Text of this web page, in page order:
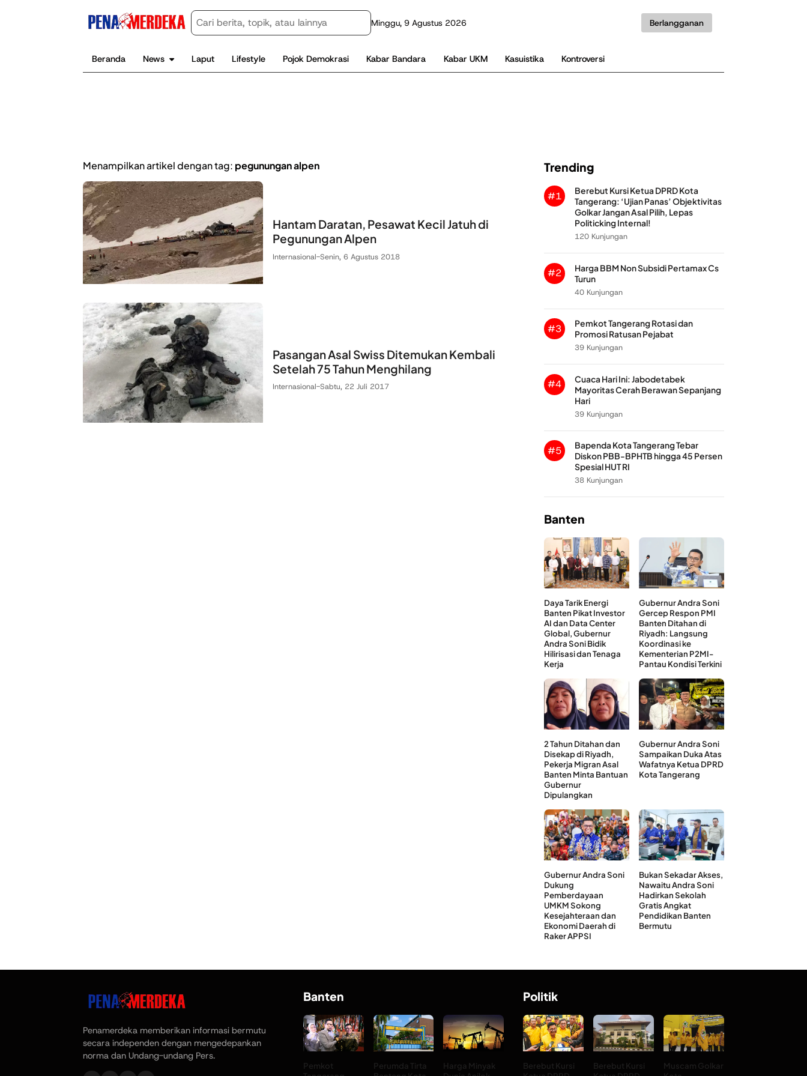
Minggu, 9 Agustus 2026 Berlangganan
Beranda News Laput Lifestyle Pojok Demokrasi Kabar Bandara Kabar UKM Kasuistika Kontroversi
Menampilkan artikel dengan tag: pegunungan alpen
Hantam Daratan, Pesawat Kecil Jatuh di
Pegunungan Alpen
Internasional-Senin, 6 Agustus 2018
Pasangan Asal Swiss Ditemukan Kembali
Setelah 75 Tahun Menghilang
Internasional-Sabtu, 22 Juli 2017
Trending
#1
Berebut Kursi Ketua DPRD Kota
Tangerang: ‘Ujian Panas’ Objektivitas
Golkar Jangan Asal Pilih, Lepas
Politicking Internal!
120 Kunjungan
#2
Harga BBM Non Subsidi Pertamax Cs
Turun
40 Kunjungan
#3
Pemkot Tangerang Rotasi dan
Promosi Ratusan Pejabat
39 Kunjungan
#4
Cuaca Hari Ini: Jabodetabek
Mayoritas Cerah Berawan Sepanjang
Hari
39 Kunjungan
#5
Bapenda Kota Tangerang Tebar
Diskon PBB-BPHTB hingga 45 Persen
Spesial HUT RI
38 Kunjungan
Banten
Daya Tarik Energi
Banten Pikat Investor
AI dan Data Center
Global, Gubernur
Andra Soni Bidik
Hilirisasi dan Tenaga
Kerja
Gubernur Andra Soni
Gercep Respon PMI
Banten Ditahan di
Riyadh: Langsung
Koordinasi ke
Kementerian P2MI-
Pantau Kondisi Terkini
2 Tahun Ditahan dan
Disekap di Riyadh,
Pekerja Migran Asal
Banten Minta Bantuan
Gubernur
Dipulangkan
Gubernur Andra Soni
Sampaikan Duka Atas
Wafatnya Ketua DPRD
Kota Tangerang
Gubernur Andra Soni
Dukung
Pemberdayaan
UMKM Sokong
Kesejahteraan dan
Ekonomi Daerah di
Raker APPSI
Bukan Sekadar Akses,
Nawaitu Andra Soni
Hadirkan Sekolah
Gratis Angkat
Pendidikan Banten
Bermutu
Penamerdeka memberikan informasi bermutu
secara independen dengan mengedepankan
norma dan Undang-undang Pers.
Banten
Pemkot
Perumda Tirta
Harga Minyak
Politik
Berebut Kursi
Berebut Kursi
Muscam Golkar